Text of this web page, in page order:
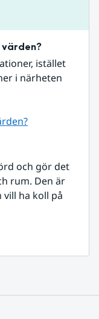
istället
i närheten
och gör det
rum. Den är
ha koll på